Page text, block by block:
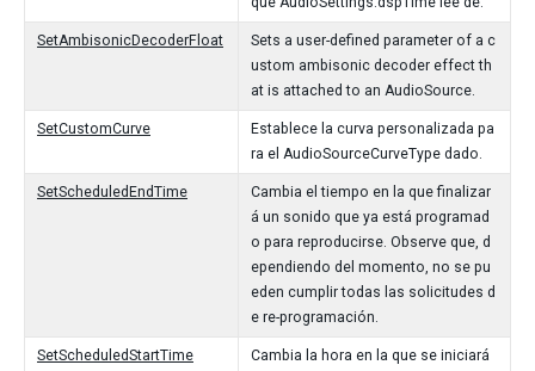
SetAmbisonicDecoderFloat
Sets a user-defined parameter of a c
ustom ambisonic decoder effect th
at is attached to an AudioSource.
SetCustomCurve
Establece la curva personalizada pa
ra el AudioSourceCurveType dado.
SetScheduledEndTime
Cambia el tiempo en la que finalizar
á un sonido que ya está programad
o para reproducirse. Observe que, d
ependiendo del momento, no se pu
eden cumplir todas las solicitudes d
e re-programación.
SetScheduledStartTime
Cambia la hora en la que se iniciará